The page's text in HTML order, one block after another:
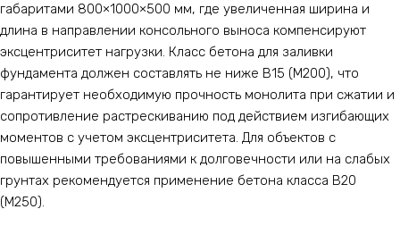
габаритами 800×1000×500 мм, где увеличенная ширина и
длина в направлении консольного выноса компенсируют
эксцентриситет нагрузки. Класс бетона для заливки
фундамента должен составлять не ниже В15 (М200), что
гарантирует необходимую прочность монолита при сжатии и
сопротивление растрескиванию под действием изгибающих
моментов с учетом эксцентриситета. Для объектов с
повышенными требованиями к долговечности или на слабых
грунтах рекомендуется применение бетона класса В20
(М250).